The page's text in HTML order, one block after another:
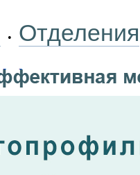
• Отделения